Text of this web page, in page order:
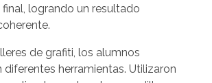
logrando un resultado
de grafiti, los alumnos
diferentes herramientas. Utilizaron